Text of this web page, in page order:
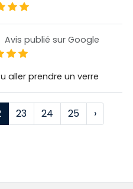
Avis publié sur Google
aller prendre un verre
23 24 25 ›